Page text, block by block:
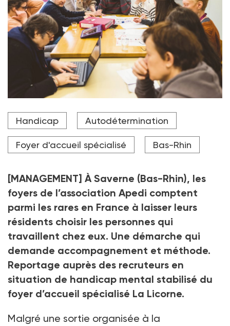
L'atelier du foyer Apedi recrute chaque année une
quinzaine de stagiaires. L'éducatrice sportive Martine
Crédit photo Pascal Bastien
Handicap Autodétermination
Foyer d'accueil spécialisé Bas-Rhin
[MANAGEMENT] À Saverne (Bas-Rhin), les
foyers de l’association Apedi comptent
parmi les rares en France à laisser leurs
résidents choisir les personnes qui
travaillent chez eux. Une démarche qui
demande accompagnement et méthode.
Reportage auprès des recruteurs en
situation de handicap mental stabilisé du
foyer d’accueil spécialisé La Licorne.
Malgré une sortie organisée à la